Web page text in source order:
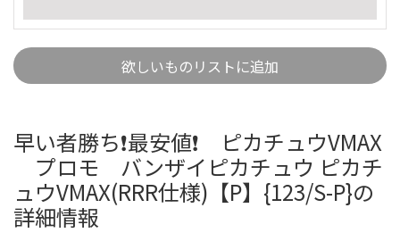
欲しいものリストに追加
早い者勝ち❗最安値❗ ピカチュウVMAX
プロモ バンザイピカチュウ ピカチ
ュウVMAX(RRR仕様)【P】{123/S-P}の
詳細情報